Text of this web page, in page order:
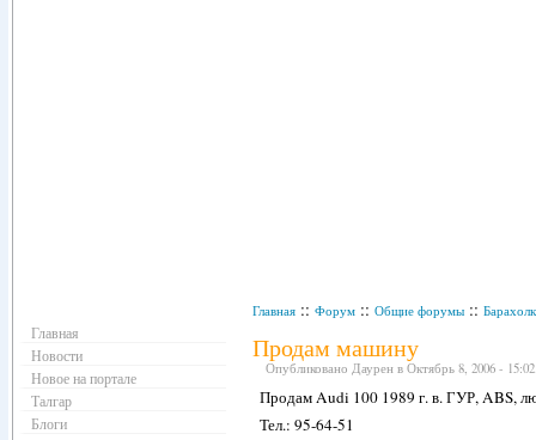
Главная :: Форум :: Общие форумы ::
Продам машину
Опубликовано Даурен в Октябрь 8, 2006 -
Продам Audi 100 1989 г. в. ГУР, ABS,
Тел.: 95-64-51
Главная
Новости
Новое на портале
Талгар
Блоги